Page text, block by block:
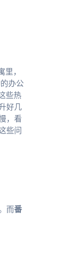
，
办公
些热
好几
，看
些问
而番